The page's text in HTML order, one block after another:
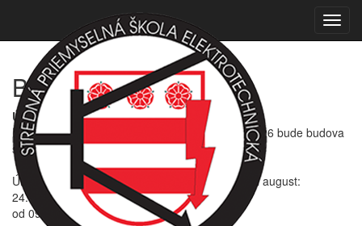
Bleskovky
Úradné hodiny počas letných prázdnin
Počas letných prázdnin 03. 07. 2026 - 21. 08. 2026 bude budova
školy zatvorená.
Úradné hodiny počas letných prázdnin v mesiaci august:
24. 08. - 31. 08. 2026
od 09.00 hod. - 11.00 hod.